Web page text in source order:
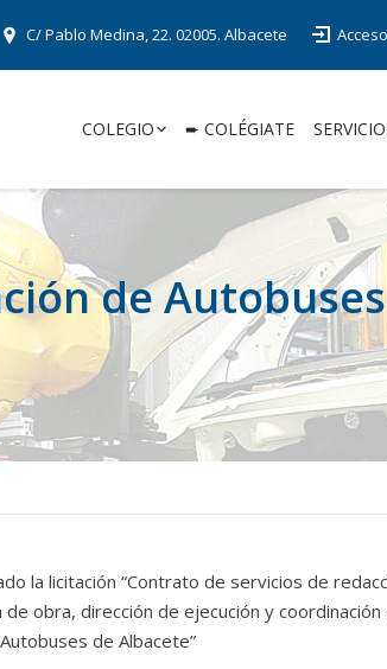
C/ Pablo Medina, 22. 02005. Albacete
COLEGIO ➨ COLÉGIATE
de
la licitación “Contrato de servicios de
obra, dirección de ejecución y
de Albacete”